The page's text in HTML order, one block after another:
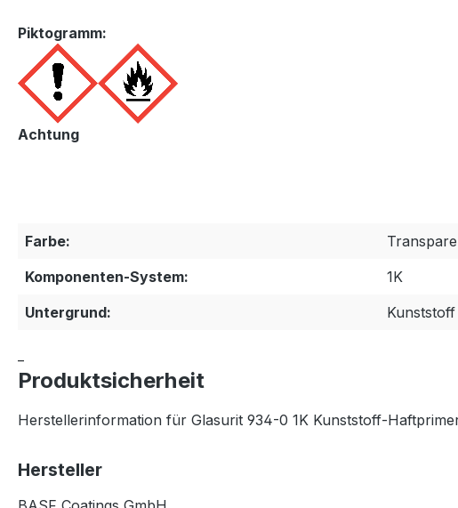
Piktogramm:
Achtung
Farbe:
Komponenten-System:
1K
Untergrund:
Kunststoff
Produktsicherheit
Herstellerinformation für Glasurit 934-0 1K Kunststoff-
Hersteller